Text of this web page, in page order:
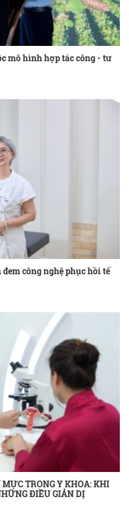
mô hình hợp tác công - tư
công nghệ phục hồi tế
TRONG Y KHOA: KHI
ĐIỀU GIẢN DỊ